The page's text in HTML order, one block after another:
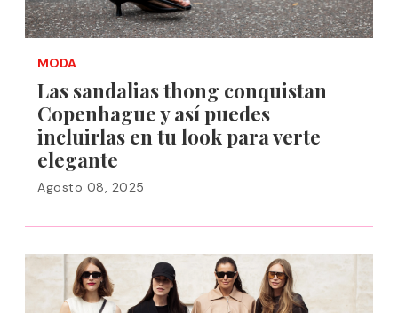
MODA
Las sandalias thong conquistan
Copenhague y así puedes
incluirlas en tu look para verte
elegante
Agosto 08, 2025